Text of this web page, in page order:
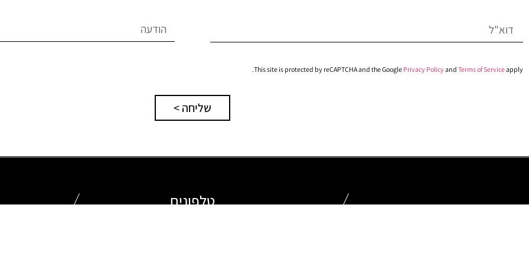
This site is protected by reCAPTCHA and the Google Privacy Policyand Terms of Serviceapply.
שליחה >
טלפונים